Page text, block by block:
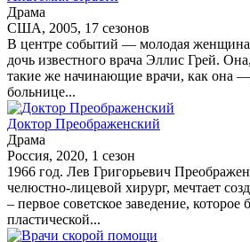
Драма
США, 2005, 17 сезонов
В центре событий — молодая
дочь известного врача Эллис Грей.
такие же начинающие врачи, как она —
больнице...
Доктор Преображенский
Драма
Россия, 2020, 1 сезон
1966 год. Лев Григорьевич
челюстно-лицевой хирург, мечтает
– первое советское заведение, которое
пластической...